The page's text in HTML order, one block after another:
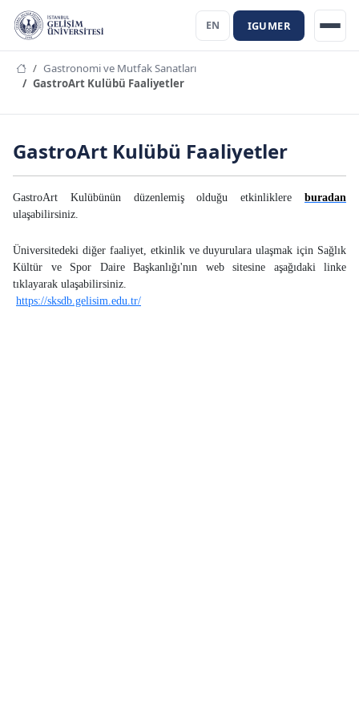
EN IGUMER
Gastronomi ve Mutfak Sanatları
GastroArt Kulübü Faaliyetler
GastroArt Kulübü Faaliyetler
GastroArt Kulübünün düzenlemiş olduğu etkinliklere buradan
ulaşabilirsiniz.
Üniversitedeki diğer faaliyet, etkinlik ve duyurulara ulaşmak için Sağlık
Kültür ve Spor Daire Başkanlığı'nın web sitesine aşağıdaki linke
tıklayarak ulaşabilirsiniz.
https://sksdb.gelisim.edu.tr/